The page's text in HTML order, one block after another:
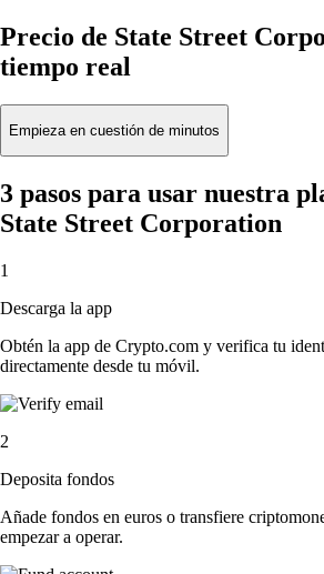
Precio de State Street
tiempo real
Empieza en cuestión de minutos
3 pasos para usar nuestra
State Street Corporation
1
Descarga la app
Obtén la app de Crypto.com y verifica tu
directamente desde tu móvil.
2
Deposita fondos
Añade fondos en euros o transfiere
empezar a operar.